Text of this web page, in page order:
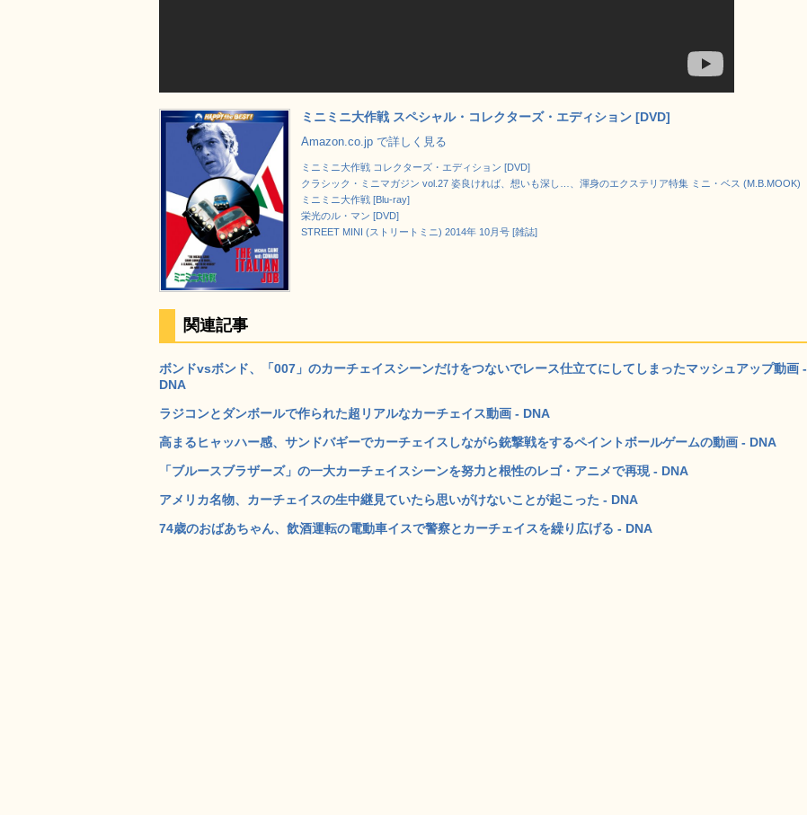
ミニミニ大作戦 スペシャル・コレクターズ・エディション [DVD]
Amazon.co.jp で詳しく見る
ミニミニ大作戦 コレクターズ・エディション [DVD]
クラシック・ミニマガジン vol.27 姿良ければ、想いも深し…、渾身のエクステリア特集 ミニ・ベス (M.B.MOOK)
ミニミニ大作戦 [Blu-ray]
栄光のル・マン [DVD]
STREET MINI (ストリートミニ) 2014年 10月号 [雑誌]
関連記事
ボンドvsボンド、「007」のカーチェイスシーンだけをつないでレース仕立てにしてしまったマッシュアップ動画 -
DNA
ラジコンとダンボールで作られた超リアルなカーチェイス動画 - DNA
高まるヒャッハー感、サンドバギーでカーチェイスしながら銃撃戦をするペイントボールゲームの動画 - DNA
「ブルースブラザーズ」の一大カーチェイスシーンを努力と根性のレゴ・アニメで再現 - DNA
アメリカ名物、カーチェイスの生中継見ていたら思いがけないことが起こった - DNA
74歳のおばあちゃん、飲酒運転の電動車イスで警察とカーチェイスを繰り広げる - DNA